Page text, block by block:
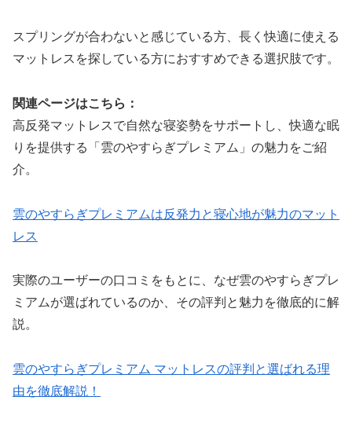
スプリングが合わないと感じている方、長く快適に使える
マットレスを探している方におすすめできる選択肢です。
関連ページはこちら：
高反発マットレスで自然な寝姿勢をサポートし、快適な眠
りを提供する「雲のやすらぎプレミアム」の魅力をご紹
介。
雲のやすらぎプレミアムは反発力と寝心地が魅力のマット
レス
実際のユーザーの口コミをもとに、なぜ雲のやすらぎプレ
ミアムが選ばれているのか、その評判と魅力を徹底的に解
説。
雲のやすらぎプレミアム マットレスの評判と選ばれる理
由を徹底解説！